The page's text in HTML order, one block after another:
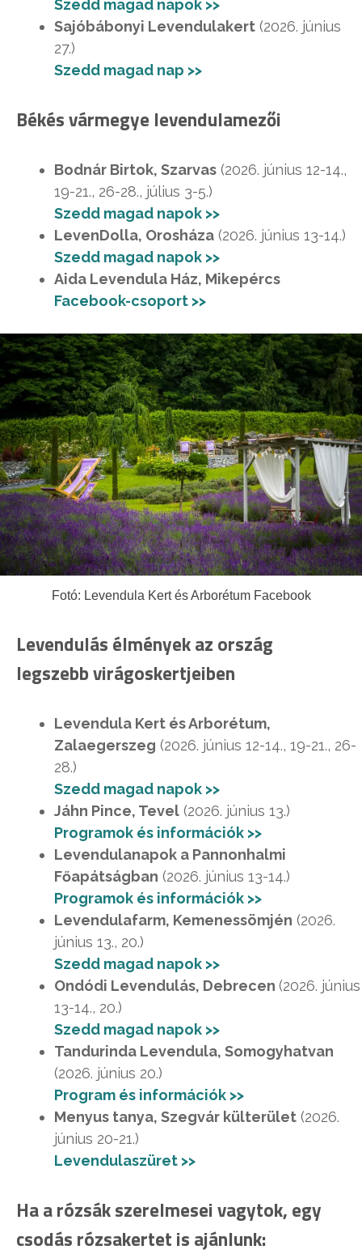
Szedd magad napok >>
Sajóbábonyi Levendulakert (2026. június
27.)
Szedd magad nap >>
Békés vármegye levendulamezői
Bodnár Birtok, Szarvas (2026. június 12-14.,
19-21., 26-28., július 3-5.)
Szedd magad napok >>
LevenDolla, Orosháza (2026. június 13-14.)
Szedd magad napok >>
Aida Levendula Ház, Mikepércs
Facebook-csoport >>
Fotó: Levendula Kert és Arborétum Facebook
Levendulás élmények az ország
legszebb virágoskertjeiben
Levendula Kert és Arborétum,
Zalaegerszeg (2026. június 12-14., 19-21., 26-
28.)
Szedd magad napok >>
Jáhn Pince, Tevel (2026. június 13.)
Programok és információk >>
Levendulanapok a Pannonhalmi
Főapátságban (2026. június 13-14.)
Programok és információk >>
Levendulafarm, Kemenessömjén (2026.
június 13., 20.)
Szedd magad napok >>
Ondódi Levendulás, Debrecen (2026. június
13-14., 20.)
Szedd magad napok >>
Tandurinda Levendula, Somogyhatvan
(2026. június 20.)
Program és információk >>
Menyus tanya, Szegvár külterület (2026.
június 20-21.)
Levendulaszüret >>
Ha a rózsák szerelmesei vagytok, egy
csodás rózsakertet is ajánlunk: